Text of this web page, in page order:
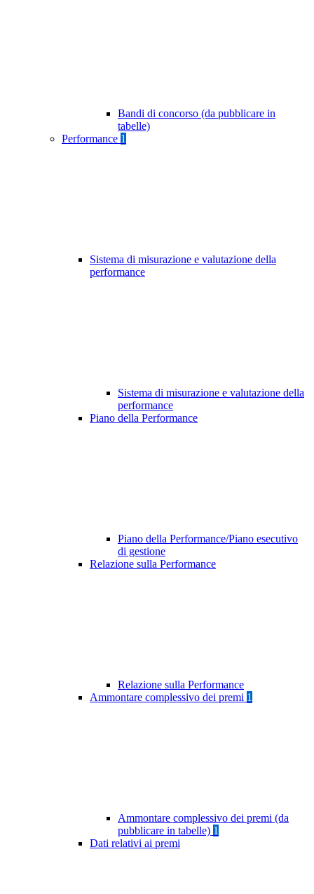
Bandi di concorso (da pubblicare in
tabelle)
Performance 1
Sistema di misurazione e valutazione della
performance
Sistema di misurazione e valutazione della
performance
Piano della Performance
Piano della Performance/Piano esecutivo
di gestione
Relazione sulla Performance
Relazione sulla Performance
Ammontare complessivo dei premi 1
Ammontare complessivo dei premi (da
pubblicare in tabelle) 1
Dati relativi ai premi